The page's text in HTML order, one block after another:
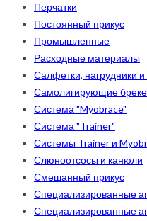
Перчатки
Постоянный прикус
Промышленные
Расходные материалы
Салфетки, нагрудники
Самолигирующие
Система "Myobrace"
Система "Trainer"
Системы Trainer и
Слюноотсосы и канюли
Смешанный прикус
Специализированные
Специализированные